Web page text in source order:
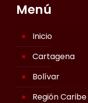
Menú
Inicio
Cartagena
Bolívar
Región Caribe